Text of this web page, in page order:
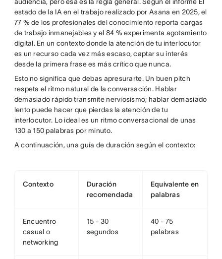
estado de la IA en el trabajo realizado por Asana en 2025, el
77 % de los profesionales del conocimiento reporta cargas
de trabajo inmanejables y el 84 % experimenta agotamiento
digital. En un contexto donde la atención de tu interlocutor
es un recurso cada vez más escaso, captar su interés
desde la primera frase es más crítico que nunca.
Esto no significa que debas apresurarte. Un buen pitch
respeta el ritmo natural de la conversación. Hablar
demasiado rápido transmite nerviosismo; hablar demasiado
lento puede hacer que pierdas la atención de tu
interlocutor. Lo ideal es un ritmo conversacional de unas
130 a 150 palabras por minuto.
A continuación, una guía de duración según el contexto:
Contexto
Duración
recomendada
Equivalente en
palabras
Encuentro
casual o
networking
15 - 30
segundos
40 - 75
palabras